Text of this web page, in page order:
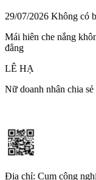
29/07/2026 Không có
Mái hiên che nắng
đẳng
LÊ HẠ
Nữ doanh nhân chia
Địa chỉ: Cụm công